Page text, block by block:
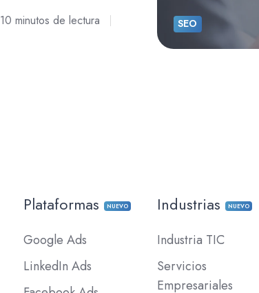
10 minutos de lectura
SEO
Plataformas NUEVO
Google Ads
LinkedIn Ads
Industrias NUEVO
Industria TIC
Servicios
Empresariales